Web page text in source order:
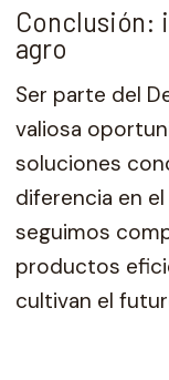
Conclusión:
agro
Ser parte del
valiosa
soluciones
diferencia en el
seguimos
productos
cultivan el